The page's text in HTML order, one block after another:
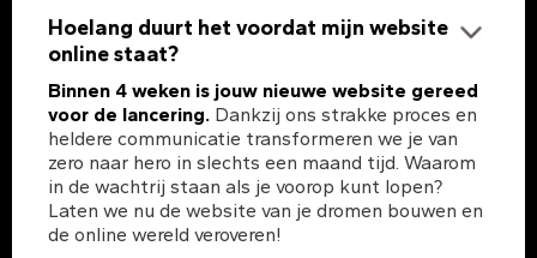
Hoelang duurt het voordat mijn website
online staat?
Binnen 4 weken is jouw nieuwe website gereed
voor de lancering. Dankzij ons strakke proces en
heldere communicatie transformeren we je van
zero naar hero in slechts een maand tijd. Waarom
in de wachtrij staan als je voorop kunt lopen?
Laten we nu de website van je dromen bouwen en
de online wereld veroveren!